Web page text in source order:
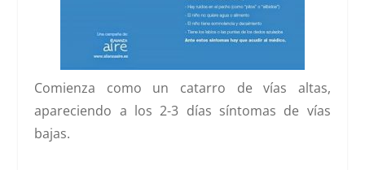
Comienza como un catarro de vías altas,
apareciendo a los 2-3 días síntomas de vías
bajas.